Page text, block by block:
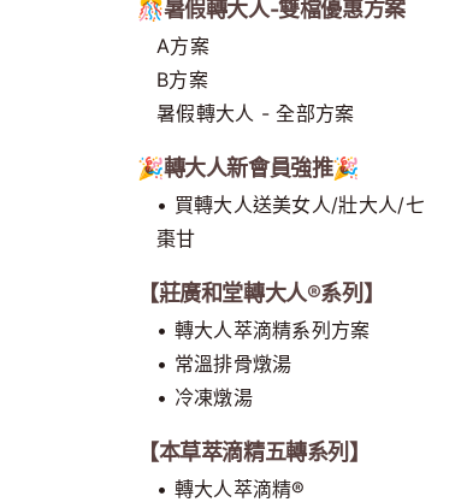
🎊暑假轉大人-雙檔優惠方案
A方案
B方案
暑假轉大人 - 全部方案
🎉轉大人新會員強推🎉
• 買轉大人送美女人/壯大人/七
棗甘
【莊廣和堂轉大人®系列】
• 轉大人萃滴精系列方案
• 常溫排骨燉湯
• 冷凍燉湯
【本草萃滴精五轉系列】
• 轉大人萃滴精®